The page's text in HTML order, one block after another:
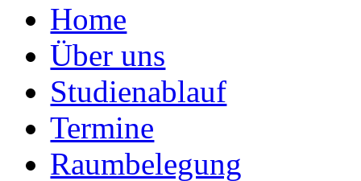
Home
Über uns
Studienablauf
Termine
Raumbelegung